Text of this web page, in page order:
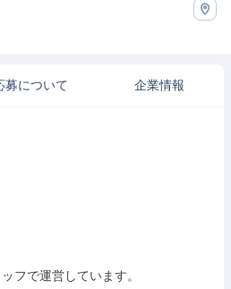
募について 企業情報
フで運営しています。